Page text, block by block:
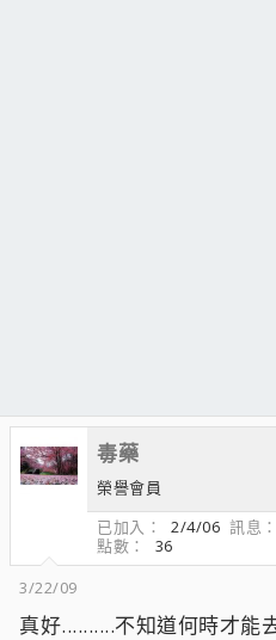
毒藥
榮譽會員
已加入
2/4/06 訊息
點數
36
3/22/09
真好..........不知道何時才能